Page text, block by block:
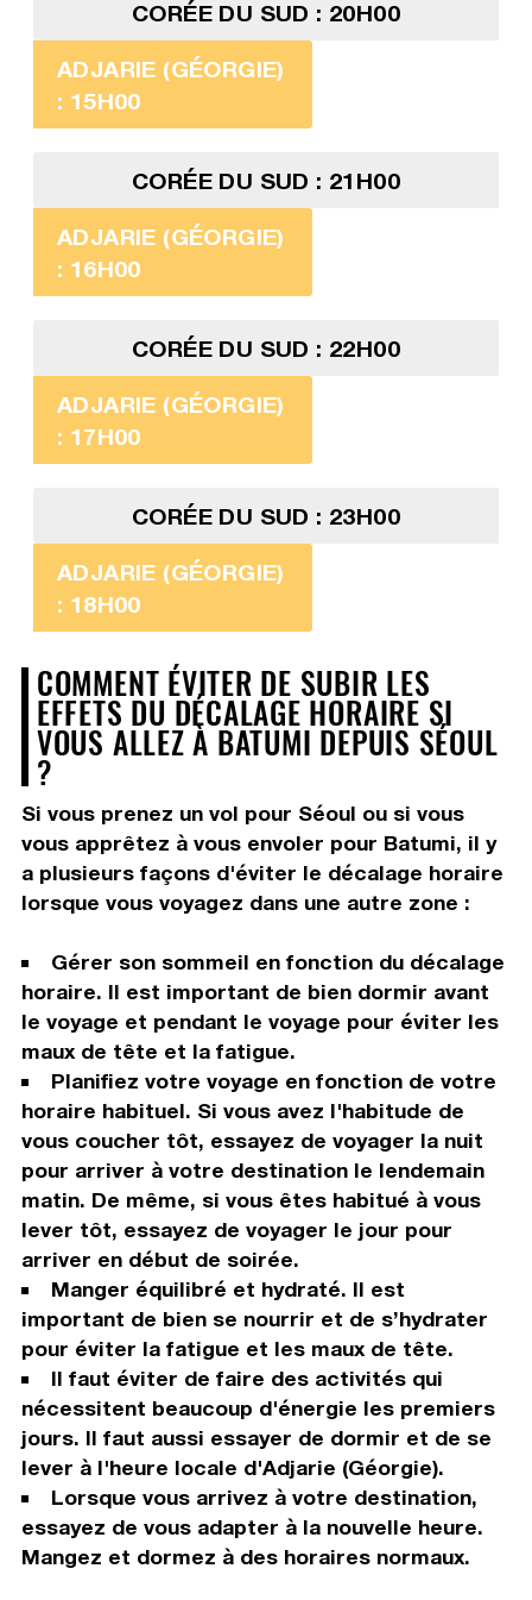
CORÉE DU SUD : 20H00
ADJARIE (GÉORGIE)
: 15H00
CORÉE DU SUD : 21H00
ADJARIE (GÉORGIE)
: 16H00
CORÉE DU SUD : 22H00
ADJARIE (GÉORGIE)
: 17H00
CORÉE DU SUD : 23H00
ADJARIE (GÉORGIE)
: 18H00
COMMENT ÉVITER DE SUBIR LES
EFFETS DU DÉCALAGE HORAIRE SI
VOUS ALLEZ À BATUMI DEPUIS SÉOUL
?
Si vous prenez un vol pour Séoul ou si vous
vous apprêtez à vous envoler pour Batumi, il y
a plusieurs façons d'éviter le décalage horaire
lorsque vous voyagez dans une autre zone :
Gérer son sommeil en fonction du décalage
horaire. Il est important de bien dormir avant
le voyage et pendant le voyage pour éviter les
maux de tête et la fatigue.
Planifiez votre voyage en fonction de votre
horaire habituel. Si vous avez l'habitude de
vous coucher tôt, essayez de voyager la nuit
pour arriver à votre destination le lendemain
matin. De même, si vous êtes habitué à vous
lever tôt, essayez de voyager le jour pour
arriver en début de soirée.
Manger équilibré et hydraté. Il est
important de bien se nourrir et de s’hydrater
pour éviter la fatigue et les maux de tête.
Il faut éviter de faire des activités qui
nécessitent beaucoup d'énergie les premiers
jours. Il faut aussi essayer de dormir et de se
lever à l'heure locale d'Adjarie (Géorgie).
Lorsque vous arrivez à votre destination,
essayez de vous adapter à la nouvelle heure.
Mangez et dormez à des horaires normaux.